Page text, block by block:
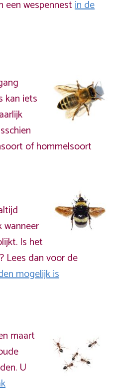
wespennestin de
kan iets
of hommelsoort
wanneer
Is het
Lees dan voor de
mogelijk is
maart
U